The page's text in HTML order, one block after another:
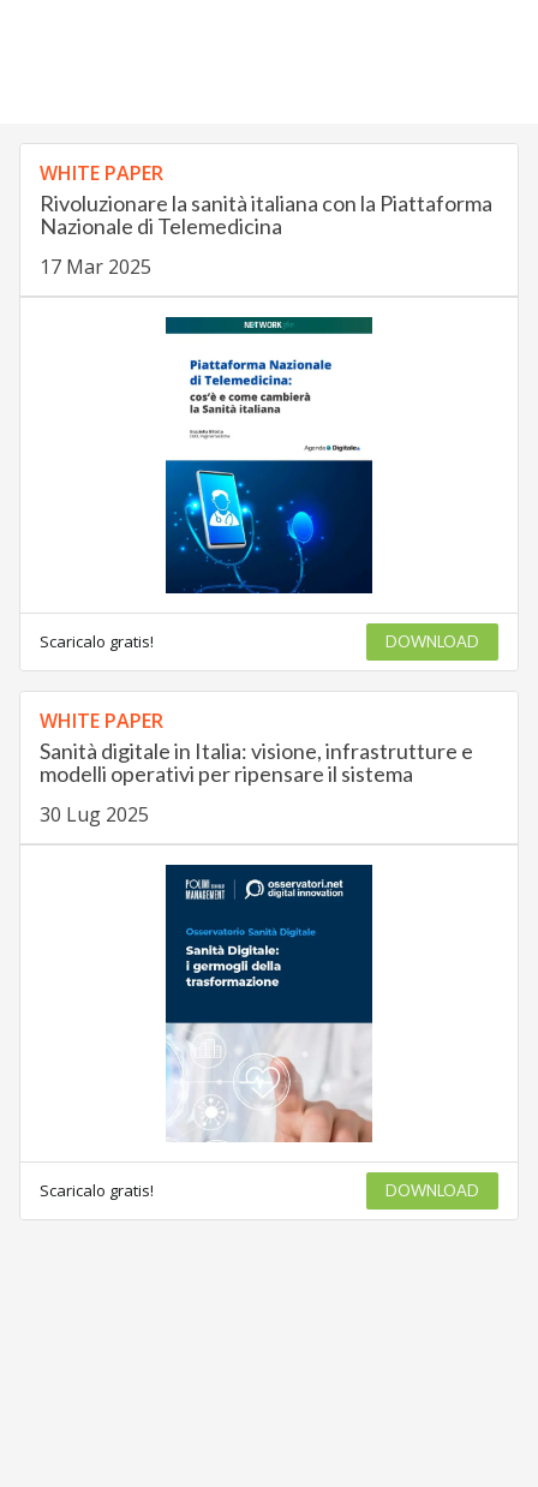
WHITE PAPER
Rivoluzionare la sanità italiana con la Piattaforma
Nazionale di Telemedicina
17 Mar 2025
Scaricalo gratis! DOWNLOAD
WHITE PAPER
Sanità digitale in Italia: visione, infrastrutture e
modelli operativi per ripensare il sistema
30 Lug 2025
Scaricalo gratis! DOWNLOAD